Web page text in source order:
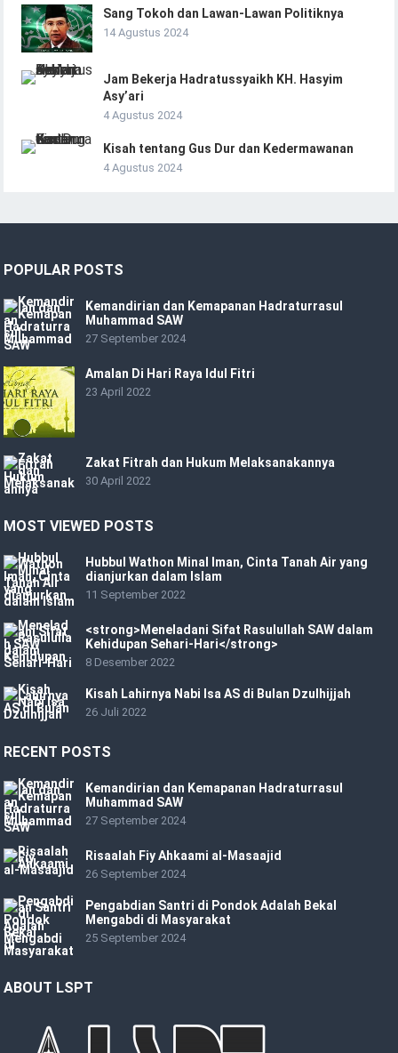
Sang Tokoh dan Lawan-Lawan Politiknya
14 Agustus 2024
Jam Bekerja Hadratussyaikh KH. Hasyim
Asy’ari
4 Agustus 2024
Kisah tentang Gus Dur dan Kedermawanan
4 Agustus 2024
POPULAR POSTS
Kemandirian dan Kemapanan Hadraturrasul
Muhammad SAW
27 September 2024
Amalan Di Hari Raya Idul Fitri
23 April 2022
Zakat Fitrah dan Hukum Melaksanakannya
30 April 2022
MOST VIEWED POSTS
Hubbul Wathon Minal Iman, Cinta Tanah Air yang
dianjurkan dalam Islam
11 September 2022
<strong>Meneladani Sifat Rasulullah SAW dalam
Kehidupan Sehari-Hari</strong>
8 Desember 2022
Kisah Lahirnya Nabi Isa AS di Bulan Dzulhijjah
26 Juli 2022
RECENT POSTS
Kemandirian dan Kemapanan Hadraturrasul
Muhammad SAW
27 September 2024
Risaalah Fiy Ahkaami al-Masaajid
26 September 2024
Pengabdian Santri di Pondok Adalah Bekal
Mengabdi di Masyarakat
25 September 2024
ABOUT LSPT